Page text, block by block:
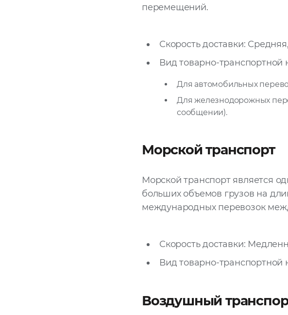
перемещений.
Скорость доставки:
Вид товарно-транспортной
Для автомобильных
Для железнодорожных
сообщении).
Морской транспорт
Морской транспорт является
больших объемов грузов на
международных перевозок
Скорость доставки:
Вид товарно-транспортной
Воздушный